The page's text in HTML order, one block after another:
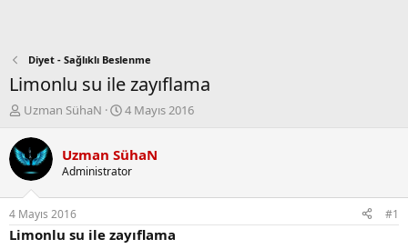
Diyet - Sağlıklı Beslenme
Limonlu su ile zayıflama
K
n
b
u
y
u
b
a
Uzman SühaN
B
l
a
ı
ç
4 Mayıs 2016
Uzman SühaN
Administrator
4 Mayıs 2016 #1
Limonlu su ile zayıflama